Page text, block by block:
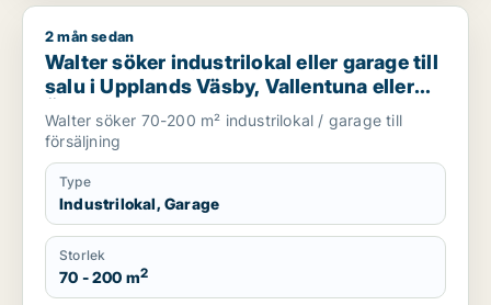
Walter söker industrilokal eller garage till salu i Upplands
2 mån sedan
Walter söker industrilokal eller garage till
salu i Upplands Väsby, Vallentuna eller
Österåker m.fl.
Walter söker 70-200 m² industrilokal / garage till
försäljning
Type
Industrilokal, Garage
Storlek
70 - 200 m2